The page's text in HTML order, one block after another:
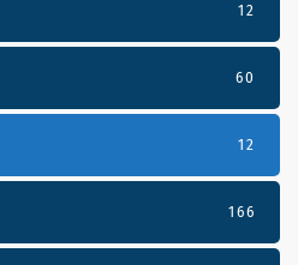
12
60
12
166